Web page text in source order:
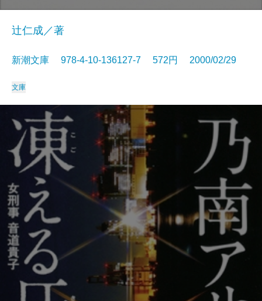
辻仁成／著
新潮文庫 978-4-10-136127-7 572円 2000/02/29
文庫